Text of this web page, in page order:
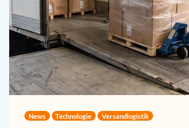
News Technologie Versandlogistik